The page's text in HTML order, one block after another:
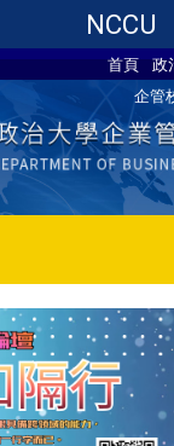
NCCU
首頁 政
企管